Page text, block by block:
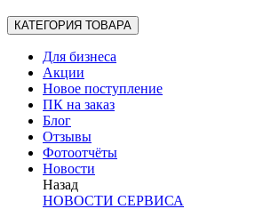
КАТЕГОРИЯ ТОВАРА
Для бизнеса
Акции
Новое поступление
ПК на заказ
Блог
Отзывы
Фотоотчёты
Новости
Назад
НОВОСТИ СЕРВИСА